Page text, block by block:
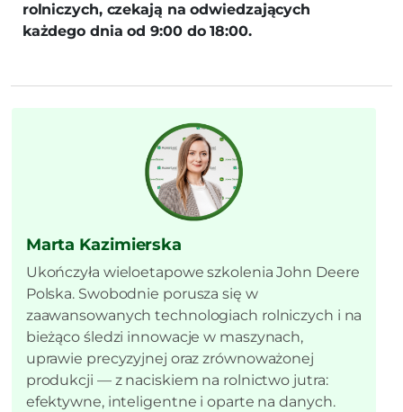
rolniczych, czekają na odwiedzających
każdego dnia od 9:00 do 18:00.
Marta Kazimierska
Ukończyła wieloetapowe szkolenia John Deere
Polska. Swobodnie porusza się w
zaawansowanych technologiach rolniczych i na
bieżąco śledzi innowacje w maszynach,
uprawie precyzyjnej oraz zrównoważonej
produkcji — z naciskiem na rolnictwo jutra:
efektywne, inteligentne i oparte na danych.